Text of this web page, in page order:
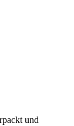
und